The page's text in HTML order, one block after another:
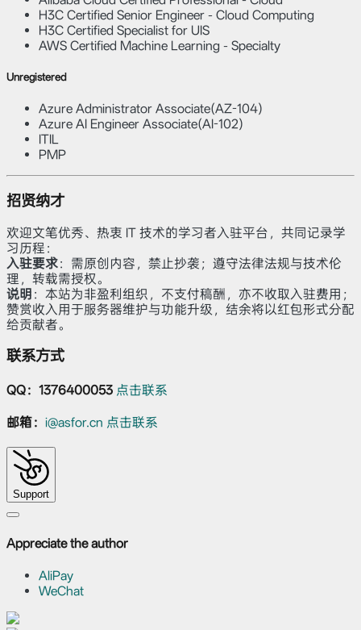
H3C Certified Senior Engineer - Cloud Computing
H3C Certified Specialist for UIS
AWS Certified Machine Learning - Specialty
Unregistered
Azure Administrator Associate(AZ-104)
Azure AI Engineer Associate(AI-102)
ITIL
PMP
招贤纳才
欢迎文笔优秀、热衷 IT 技术的学习者入驻平台，共同记录学
习历程：
入驻要求：需原创内容，禁止抄袭；遵守法律法规与技术伦
理，转载需授权。
说明 ：本站为非盈利组织，不支付稿酬，亦不收取入驻费用；
赞赏收入用于服务器维护与功能升级，结余将以红包形式分配
给贡献者。
联系方式
QQ：1376400053 点击联系
邮箱： i@asfor.cn 点击联系
Support
Appreciate the author
AliPay
WeChat